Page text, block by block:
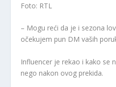
Foto: RTL
– Mogu reći da je i sezona
očekujem pun DM vaših
Influencer je rekao i kako se
nego nakon ovog prekida.